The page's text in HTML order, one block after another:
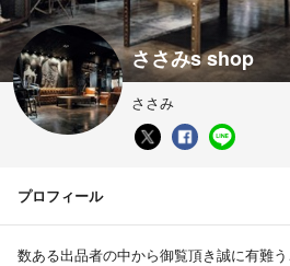
ささみs shop
ささみ
プロフィール
数ある出品者の中から御覧頂き誠に有難